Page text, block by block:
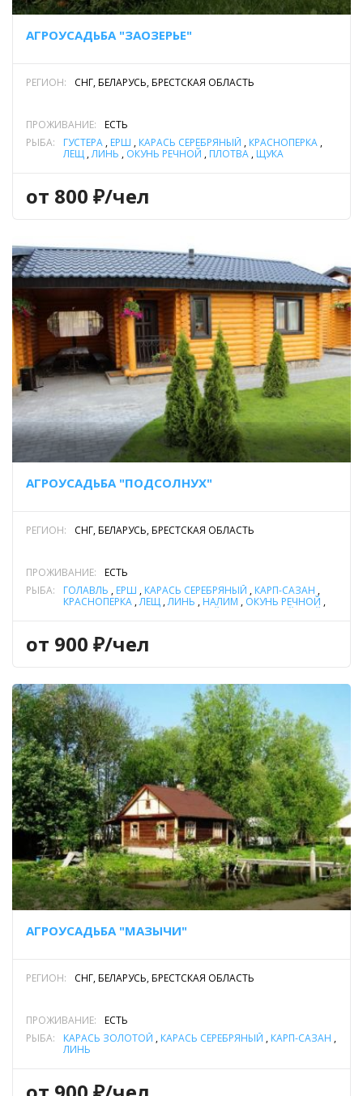
АГРОУСАДЬБА "ЗАОЗЕРЬЕ"
РЕГИОН: СНГ, БЕЛАРУСЬ, БРЕСТСКАЯ ОБЛАСТЬ
ПРОЖИВАНИЕ:
ЕСТЬ
РЫБА:
ГУСТЕРА , ЁРШ , КАРАСЬ СЕРЕБРЯНЫЙ , КРАСНОПЕРКА ,
ЛЕЩ ,ЛИНЬ , ОКУНЬ РЕЧНОЙ , ПЛОТВА , ЩУКА
от 800 ₽/чел
АГРОУСАДЬБА "ПОДСОЛНУХ"
РЕГИОН: СНГ, БЕЛАРУСЬ, БРЕСТСКАЯ ОБЛАСТЬ
ПРОЖИВАНИЕ:
ЕСТЬ
РЫБА:
ГОЛАВЛЬ , ЁРШ , КАРАСЬ СЕРЕБРЯНЫЙ , КАРП-САЗАН ,
КРАСНОПЕРКА ,ЛЕЩ ,ЛИНЬ , НАЛИМ , ОКУНЬ РЕЧНОЙ ,
от 900 ₽/чел
АГРОУСАДЬБА "МАЗЫЧИ"
РЕГИОН: СНГ, БЕЛАРУСЬ, БРЕСТСКАЯ ОБЛАСТЬ
ПРОЖИВАНИЕ:
ЕСТЬ
РЫБА:
КАРАСЬ ЗОЛОТОЙ , КАРАСЬ СЕРЕБРЯНЫЙ , КАРП-САЗАН ,
ЛИНЬ